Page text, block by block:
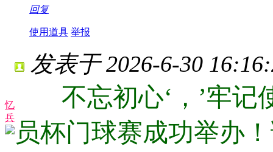
回复
使用道具 举报
忆
兵
发表于 2026-6-30
不忘初心‘，’牢记
员杯门球赛成功举办